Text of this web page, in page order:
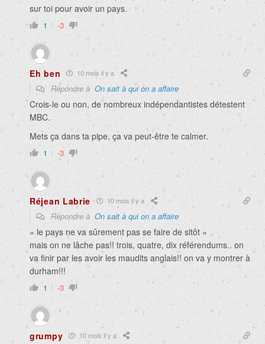
sur toi pour avoir un pays.
1 -3
Eh ben 10 mois il y a
Répondre à On sait à qui on a affaire
Crois-le ou non, de nombreux indépendantistes détestent
MBC.
Mets ça dans ta pipe, ça va peut-être te calmer.
1 -3
Réjean Labrie 10 mois il y a
Répondre à On sait à qui on a affaire
« le pays ne va sûrement pas se faire de sitôt »
mais on ne lâche pas!! trois, quatre, dix référendums.. on
va finir par les avoir les maudits anglais!! on va y montrer à
durham!!!
1 -3
grumpy 10 mois il y a